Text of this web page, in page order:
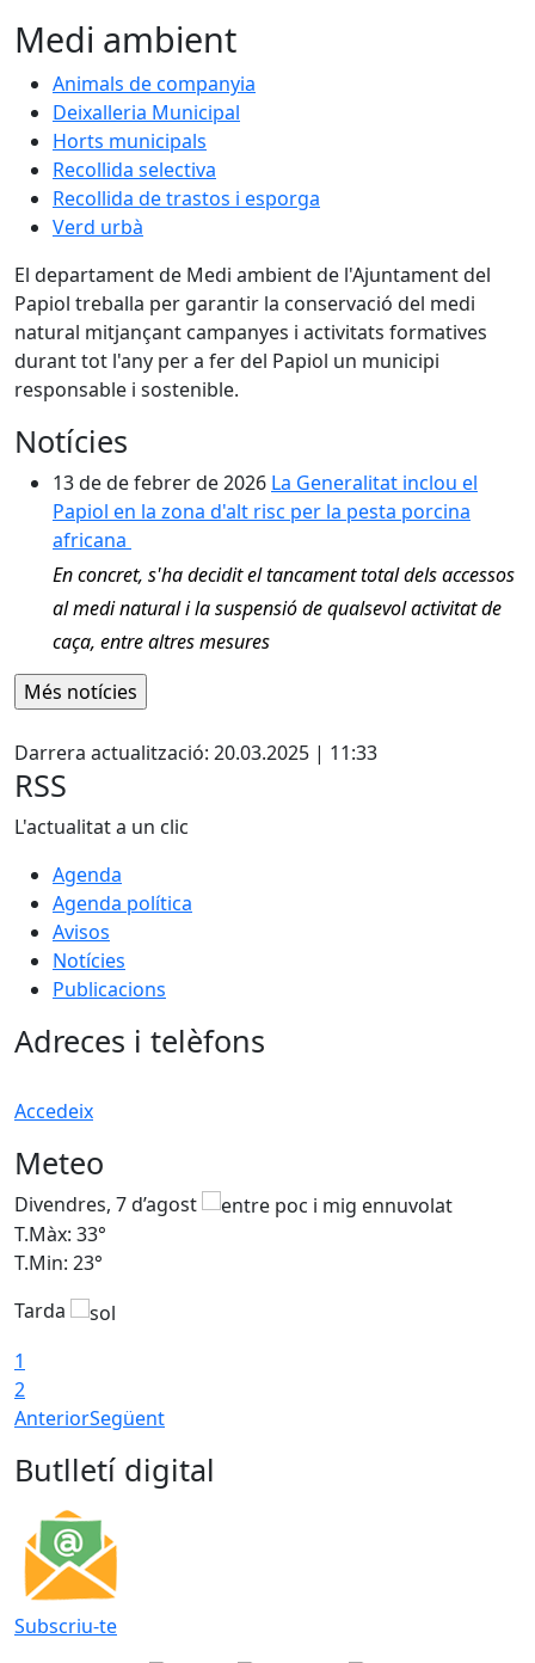
Medi ambient
Animals de companyia
Deixalleria Municipal
Horts municipals
Recollida selectiva
Recollida de trastos i esporga
Verd urbà
El departament de Medi ambient de l'Ajuntament del
Papiol treballa per garantir la conservació del medi
natural mitjançant campanyes i activitats formatives
durant tot l'any per a fer del Papiol un municipi
responsable i sostenible.
Notícies
13 de de febrer de 2026 La Generalitat inclou el
Papiol en la zona d'alt risc per la pesta porcina
africana
En concret, s'ha decidit el tancament total dels accessos
al medi natural i la suspensió de qualsevol activitat de
caça, entre altres mesures
Darrera actualització: 20.03.2025 | 11:33
RSS
L'actualitat a un clic
Agenda
Agenda política
Avisos
Notícies
Publicacions
Adreces i telèfons
Accedeix
Meteo
Divendres, 7 d’agost
T.Màx: 33°
T.Min: 23°
Tarda
1
2
AnteriorSegüent
Butlletí digital
Subscriu-te